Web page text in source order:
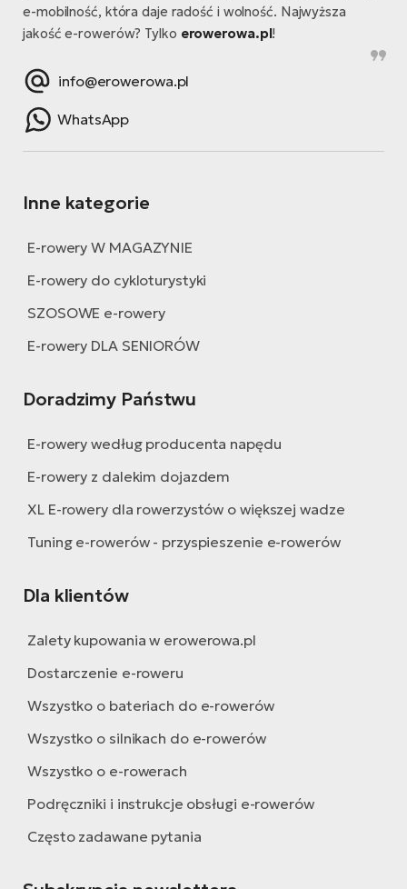
e-mobilność, która daje radość i wolność. Najwyższa
jakość e-rowerów? Tylko erowerowa.pl!
info@erowerowa.pl
WhatsApp
Inne kategorie
E-rowery W MAGAZYNIE
E-rowery do cykloturystyki
SZOSOWE e-rowery
E-rowery DLA SENIORÓW
Doradzimy Państwu
E-rowery według producenta napędu
E-rowery z dalekim dojazdem
XL E-rowery dla rowerzystów o większej wadze
Tuning e-rowerów - przyspieszenie e-rowerów
Dla klientów
Zalety kupowania w erowerowa.pl
Dostarczenie e-roweru
Wszystko o bateriach do e-rowerów
Wszystko o silnikach do e-rowerów
Wszystko o e-rowerach
Podręczniki i instrukcje obsługi e-rowerów
Często zadawane pytania